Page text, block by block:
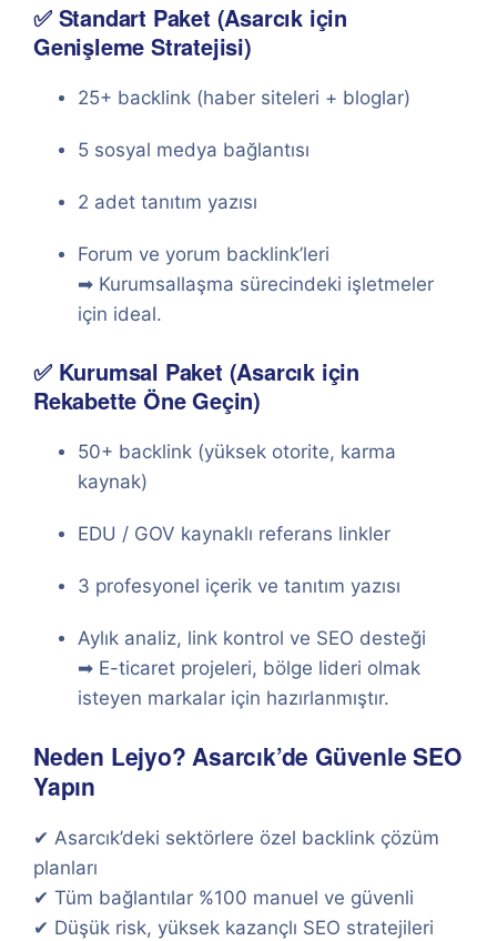
✅ Standart Paket (Asarcık için
Genişleme Stratejisi)
25+ backlink (haber siteleri + bloglar)
5 sosyal medya bağlantısı
2 adet tanıtım yazısı
Forum ve yorum backlink’leri
➡ Kurumsallaşma sürecindeki işletmeler
için ideal.
✅ Kurumsal Paket (Asarcık için
Rekabette Öne Geçin)
50+ backlink (yüksek otorite, karma
kaynak)
EDU / GOV kaynaklı referans linkler
3 profesyonel içerik ve tanıtım yazısı
Aylık analiz, link kontrol ve SEO desteği
➡ E-ticaret projeleri, bölge lideri olmak
isteyen markalar için hazırlanmıştır.
Neden Lejyo? Asarcık’de Güvenle SEO
Yapın
✔ Asarcık’deki sektörlere özel backlink çözüm
planları
✔ Tüm bağlantılar %100 manuel ve güvenli
✔ Düşük risk, yüksek kazançlı SEO stratejileri